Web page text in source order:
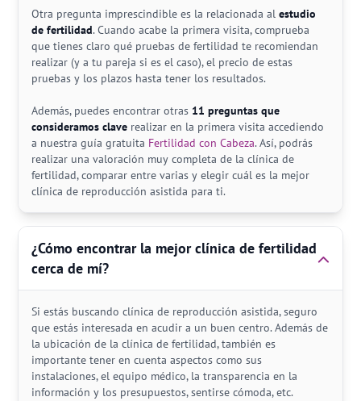
Otra pregunta imprescindible es la relacionada alestudio
de fertilidad. Cuando acabe la primera visita, comprueba
que tienes claro qué pruebas de fertilidad te recomiendan
realizar (y a tu pareja si es el caso), el precio de estas
pruebas y los plazos hasta tener los resultados.
Además, puedes encontrar otras 11 preguntas que
consideramos clave realizar en la primera visita accediendo
a nuestra guía gratuita Fertilidad con Cabeza. Así, podrás
realizar una valoración muy completa de la clínica de
fertilidad, comparar entre varias y elegir cuál es la mejor
clínica de reproducción asistida para ti.
¿Cómo encontrar la mejor clínica de fertilidad
cerca de mí?
Si estás buscando clínica de reproducción asistida, seguro
que estás interesada en acudir a un buen centro. Además de
la ubicación de la clínica de fertilidad, también es
importante tener en cuenta aspectos como sus
instalaciones, el equipo médico, la transparencia en la
información y los presupuestos, sentirse cómoda, etc.